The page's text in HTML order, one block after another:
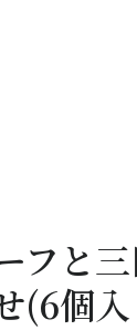
と
(6個